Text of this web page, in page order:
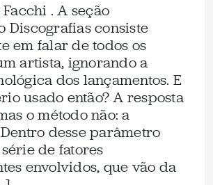
. A seção
Discografias consiste
em falar de todos os
artista, ignorando a
dos lançamentos. E
usado então? A resposta
o método não: a
desse parâmetro
de fatores
envolvidos, que vão da